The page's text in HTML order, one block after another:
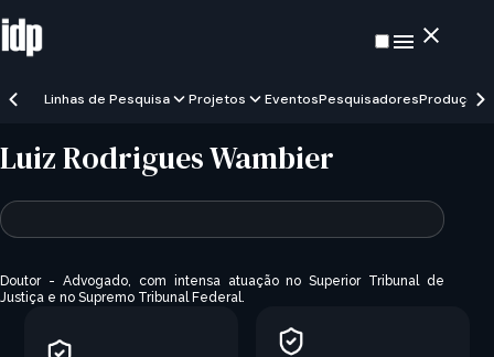
Linhas de Pesquisa Projetos EventosPesquisadoresProduções
Luiz Rodrigues Wambier
Doutor - Advogado, com intensa atuação no Superior Tribunal de
Justiça e no Supremo Tribunal Federal.